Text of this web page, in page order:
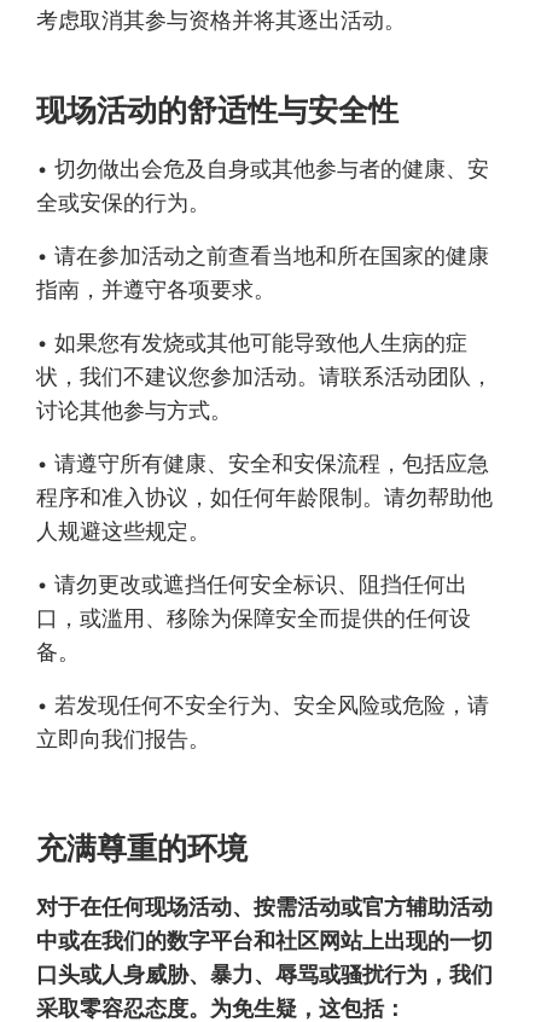
考虑取消其参与资格并将其逐出活动。
现场活动的舒适性与安全性
• 切勿做出会危及自身或其他参与者的健康、安
全或安保的行为。
• 请在参加活动之前查看当地和所在国家的健康
指南，并遵守各项要求。
• 如果您有发烧或其他可能导致他人生病的症
状，我们不建议您参加活动。请联系活动团队，
讨论其他参与方式。
• 请遵守所有健康、安全和安保流程，包括应急
程序和准入协议，如任何年龄限制。请勿帮助他
人规避这些规定。
• 请勿更改或遮挡任何安全标识、阻挡任何出
口，或滥用、移除为保障安全而提供的任何设
备。
• 若发现任何不安全行为、安全风险或危险，请
立即向我们报告。
充满尊重的环境
对于在任何现场活动、按需活动或官方辅助活动
中或在我们的数字平台和社区网站上出现的一切
口头或人身威胁、暴力、辱骂或骚扰行为，我们
采取零容忍态度。为免生疑，这包括：